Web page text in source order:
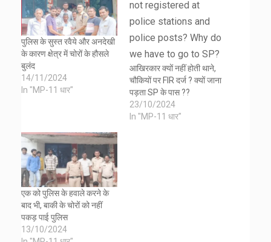
पुलिस के सुस्त रवैये और अनदेखी
के कारण क्षेत्र में चोरों के हौसले
बुलंद
14/11/2024
In "MP-11 धार"
आखिरकार क्यों नहीं होती थाने,
चौकियों पर FIR दर्ज ? क्यों जाना
पड़ता SP के पास ??
23/10/2024
In "MP-11 धार"
एक को पुलिस के हवाले करने के
बाद भी, बाकी के चोरों को नहीं
पकड़ पाई पुलिस
13/10/2024